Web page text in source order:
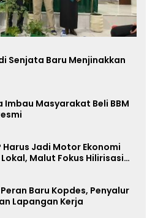
Senjata Baru Menjinakkan
Masyarakat Beli BBM
Harus Jadi Motor Ekonomi
Malut Fokus Hilirisasi
Baru Kopdes, Penyalur
Lapangan Kerja